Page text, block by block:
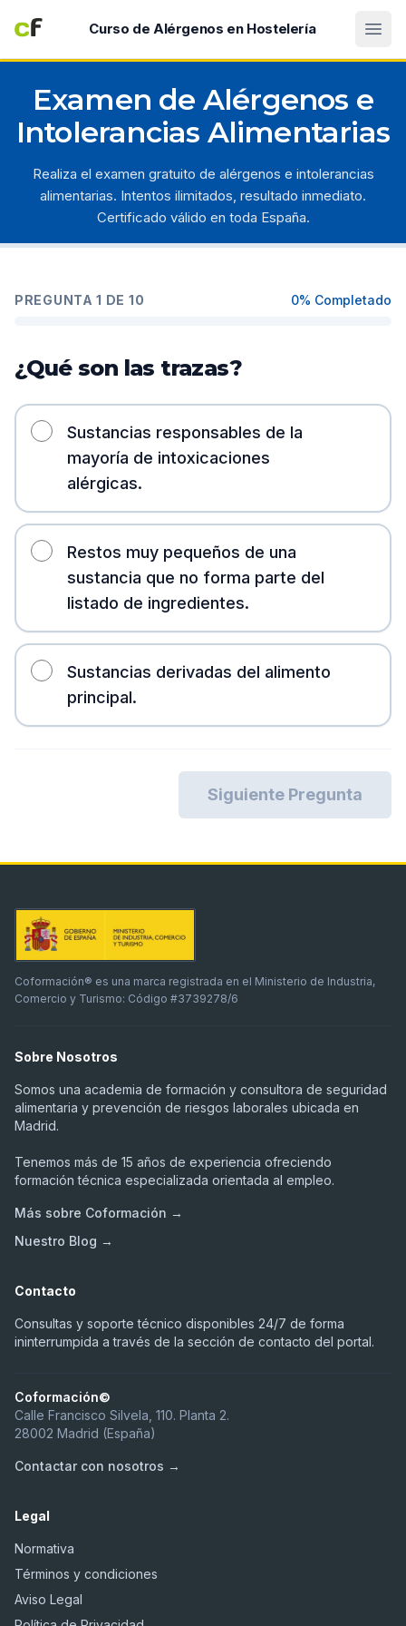
Curso de Alérgenos en Hostelería
Examen de Alérgenos e
Intolerancias Alimentarias
Realiza el examen gratuito de alérgenos e intolerancias
alimentarias. Intentos ilimitados, resultado inmediato.
Certificado válido en toda España.
PREGUNTA1 DE 10 0% Completado
¿Qué son las trazas?
Sustancias responsables de la
mayoría de intoxicaciones
alérgicas.
Restos muy pequeños de una
sustancia que no forma parte del
listado de ingredientes.
Sustancias derivadas del alimento
principal.
Siguiente Pregunta
Coformación® es una marca registrada en el Ministerio de Industria,
Comercio y Turismo: Código #3739278/6
Sobre Nosotros
Somos una academia de formación y consultora de seguridad
alimentaria y prevención de riesgos laborales ubicada en
Madrid.
Tenemos más de 15 años de experiencia ofreciendo
formación técnica especializada orientada al empleo.
Más sobre Coformación →
Nuestro Blog →
Contacto
Consultas y soporte técnico disponibles 24/7 de forma
ininterrumpida a través de la sección de contacto del portal.
Coformación©
Calle Francisco Silvela, 110. Planta 2.
28002 Madrid (España)
Contactar con nosotros →
Legal
Normativa
Términos y condiciones
Aviso Legal